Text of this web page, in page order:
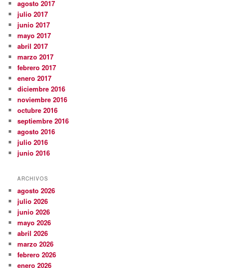
agosto 2017
julio 2017
junio 2017
mayo 2017
abril 2017
marzo 2017
febrero 2017
enero 2017
diciembre 2016
noviembre 2016
octubre 2016
septiembre 2016
agosto 2016
julio 2016
junio 2016
ARCHIVOS
agosto 2026
julio 2026
junio 2026
mayo 2026
abril 2026
marzo 2026
febrero 2026
enero 2026